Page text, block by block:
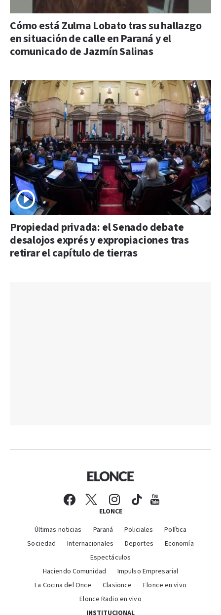
Cómo está Zulma Lobato tras su hallazgo
en situación de calle en Paraná y el
comunicado de Jazmín Salinas
Propiedad privada: el Senado debate
desalojos exprés y expropiaciones tras
retirar el capítulo de tierras
ELONCE
Últimas noticias Paraná Policiales
Política
Sociedad
Internacionales Deportes
Economía
Espectáculos
Haciendo Comunidad
Impulso Empresarial
La Cocina del Once
Clasionce
Elonce en vivo
Elonce Radio en vivo
INSTITUCIONAL